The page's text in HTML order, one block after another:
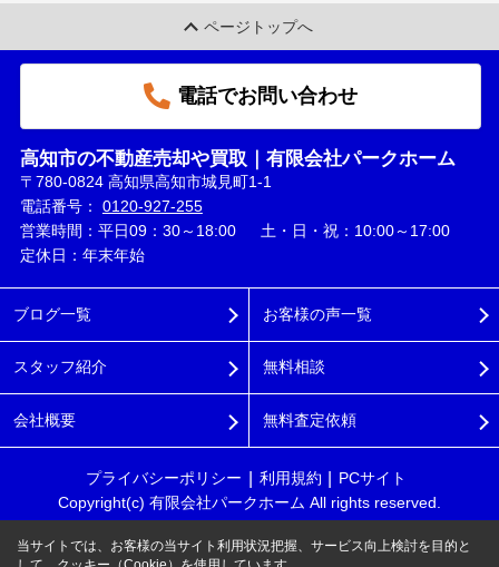
ページトップへ
電話でお問い合わせ
高知市の不動産売却や買取｜有限会社パークホーム
〒780-0824 高知県高知市城見町1-1
電話番号： 0120-927-255
営業時間：平日09：30～18:00 土・日・祝：10:00～17:00
定休日：年末年始
ブログ一覧
スタッフ紹介
会社概要
お客様の声一覧
無料相談
無料査定依頼
プライバシーポリシー 利用規約
PCサイト
Copyright(c) 有限会社パークホーム All rights reserved.
当サイトでは、お客様の当サイト利用状況把握、サービス向上検討を目的と